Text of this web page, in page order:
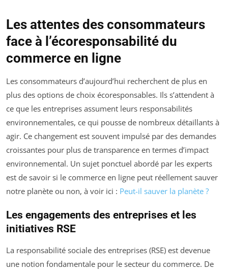
Les attentes des consommateurs
face à l’écoresponsabilité du
commerce en ligne
Les consommateurs d’aujourd’hui recherchent de plus en
plus des options de choix écoresponsables. Ils s’attendent à
ce que les entreprises assument leurs responsabilités
environnementales, ce qui pousse de nombreux détaillants à
agir. Ce changement est souvent impulsé par des demandes
croissantes pour plus de transparence en termes d’impact
environnemental. Un sujet ponctuel abordé par les experts
est de savoir si le commerce en ligne peut réellement sauver
notre planète ou non, à voir ici : Peut-il sauver la planète ?
Les engagements des entreprises et les
initiatives RSE
La responsabilité sociale des entreprises (RSE) est devenue
une notion fondamentale pour le secteur du commerce. De